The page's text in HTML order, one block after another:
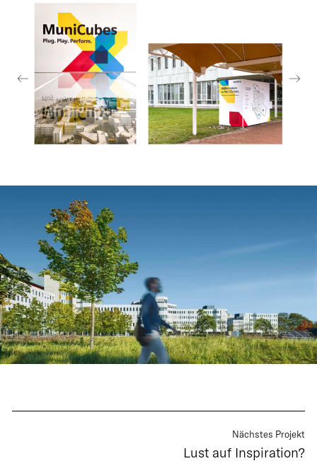
Nächstes Projekt
Lust auf Inspiration?